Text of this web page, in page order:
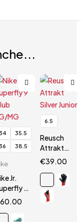
35.5
38.5
Jr.
9
60.00
6.5
Reusch
Attrakt
Silver
€39.00